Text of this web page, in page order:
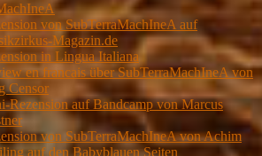
von SubTerraMachIneA auf
Magazin.de
in Lingua Italiana
en francais über SubTerraMachIneA von
Censor
Rezension auf Bandcamp von Marcus
von SubTerraMachIneA von Achim
auf den Babyblauen Seiten